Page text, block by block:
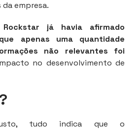
empresa.
já havia afirmado
apenas uma quantidade
não relevantes foi
no desenvolvimento de
tudo indica que o